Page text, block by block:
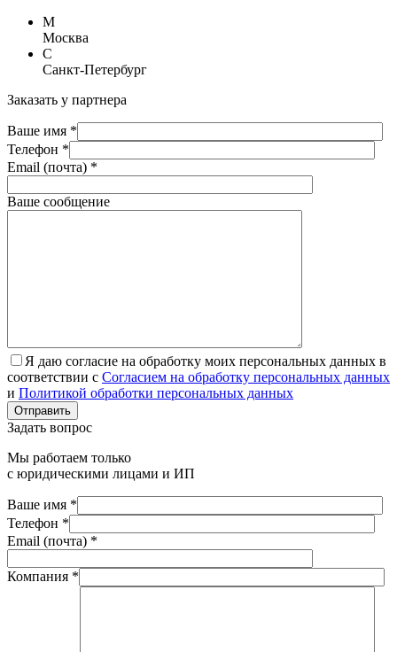
М
Москва
С
Санкт-Петербург
Заказать у партнера
Ваше имя *
Телефон *
Email (почта) *
Ваше сообщение
Я даю согласие на обработку моих персональных данных в
соответствии с Согласием на обработку персональных данных
и Политикой обработки персональных данных
Отправить
Задать вопрос
Мы работаем только
с юридическими лицами и ИП
Ваше имя *
Телефон *
Email (почта) *
Компания *